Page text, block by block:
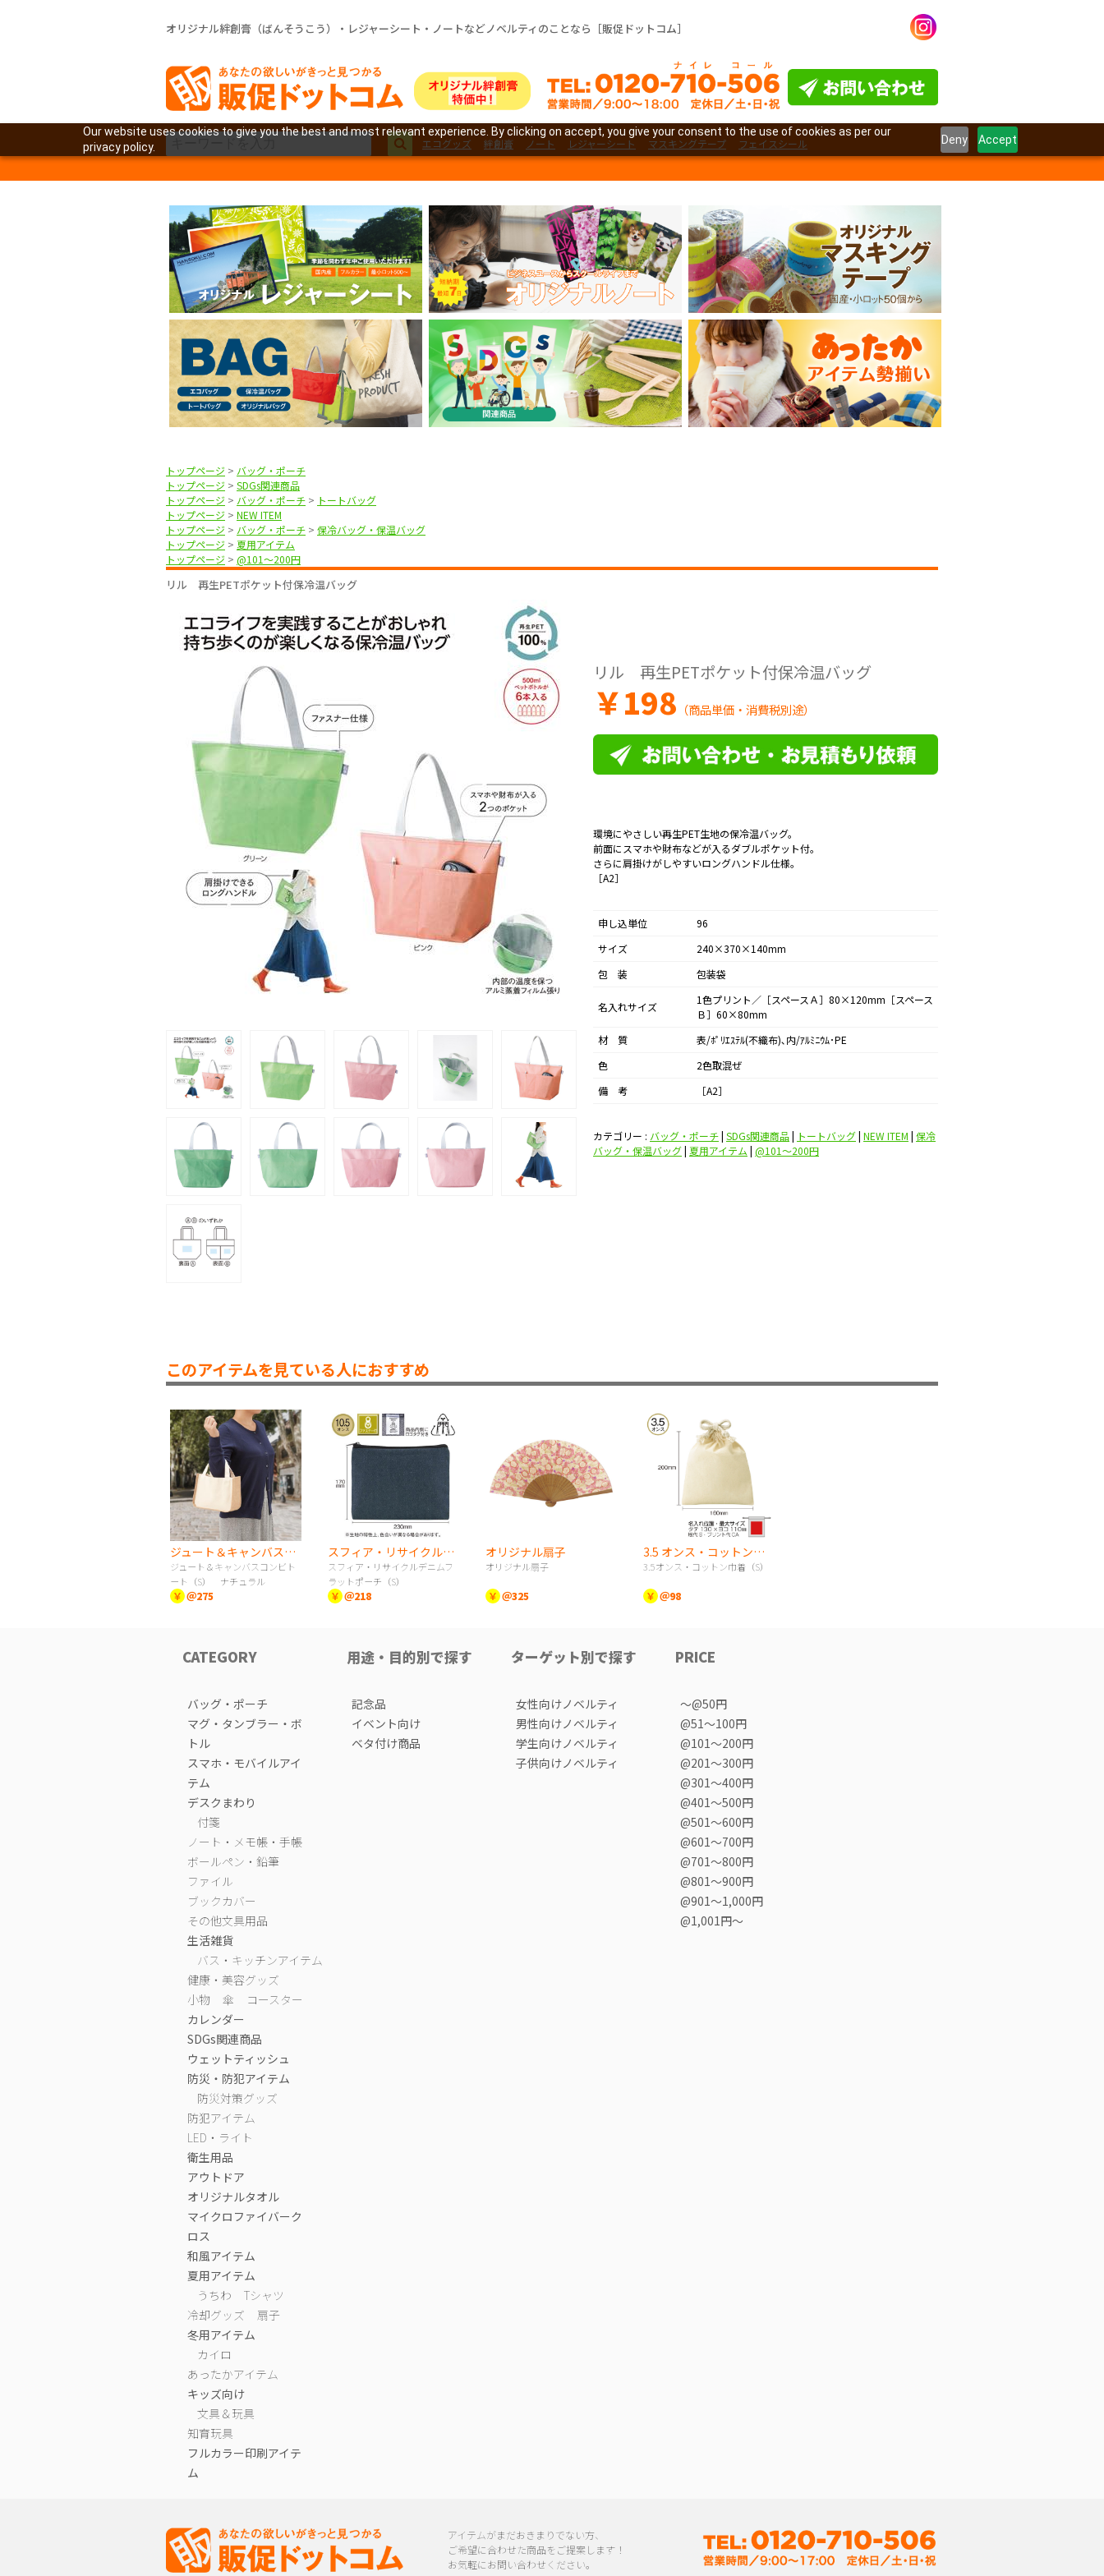
Our website uses cookies to give you the best and most relevant experience. By clicking on accept, you give your consent to the use of cookies as per our
privacy policy.
Deny Accept
オリジナル絆創膏（ばんそうこう）・レジャーシート・ノートなどノベルティのことなら［販促ドットコム］
エコグッズ 絆創膏 ノート レジャーシート マスキングテープ フェイスシール
トップページ > バッグ・ポーチ
トップページ > SDGs関連商品
トップページ > バッグ・ポーチ > トートバッグ
トップページ > NEW ITEM
トップページ > バッグ・ポーチ > 保冷バッグ・保温バッグ
トップページ > 夏用アイテム
トップページ > @101〜200円
リル 再生PETポケット付保冷温バッグ
リル 再生PETポケット付保冷温バッグ
￥198 （商品単価・消費税別途）
環境にやさしい再生PET生地の保冷温バッグ。
前面にスマホや財布などが入るダブルポケット付。
さらに肩掛けがしやすいロングハンドル仕様。
［A2］
申し込単位
96
サイズ
240×370×140mm
包 装
包装袋
名入れサイズ
1色プリント／［スペースＡ］80×120mm［スペース
Ｂ］60×80mm
材 質
表/ﾎﾟﾘｴｽﾃﾙ(不織布)､内/ｱﾙﾐﾆｳﾑ･PE
色
2色取混ぜ
備 考
［A2］
カテゴリー : バッグ・ポーチ| SDGs関連商品| トートバッグ| NEW ITEM | 保冷
バッグ・保温バッグ| 夏用アイテム | @101〜200円
このアイテムを見ている人におすすめ
ジュート＆キャンバスコンビトート（S） ナチュラル
ジュート＆キャンバスコンビト
ート（S） ナチュラル
￥ ＠275
スフィア・リサイクルデニムフラットポーチ（S）
スフィア・リサイクルデニムフ
ラットポーチ（S）
￥ ＠218
オリジナル扇子
オリジナル扇子
￥ ＠325
3.5 オンス・コットン巾着（S）
3.5オンス・コットン巾着（S）
￥ ＠98
CATEGORY
バッグ・ポーチ
マグ・タンブラー・ボ
トル
スマホ・モバイルアイ
テム
デスクまわり
付箋
ノート・メモ帳・手帳
ボールペン・鉛筆
ファイル
ブックカバー
その他文具用品
生活雑貨
バス・キッチンアイテム
健康・美容グッズ
小物
傘
コースター
カレンダー
SDGs関連商品
ウェットティッシュ
防災・防犯アイテム
防災対策グッズ
防犯アイテム
LED・ライト
衛生用品
アウトドア
オリジナルタオル
マイクロファイバーク
ロス
和風アイテム
夏用アイテム
うちわ
Tシャツ
冷却グッズ
扇子
冬用アイテム
カイロ
あったかアイテム
キッズ向け
文具＆玩具
知育玩具
フルカラー印刷アイテ
ム
用途・目的別で探す
記念品
イベント向け
ベタ付け商品
ターゲット別で探す
女性向けノベルティ
男性向けノベルティ
学生向けノベルティ
子供向けノベルティ
PRICE
〜@50円
@51〜100円
@101〜200円
@201〜300円
@301〜400円
@401〜500円
@501〜600円
@601〜700円
@701〜800円
@801〜900円
@901〜1,000円
@1,001円〜
アイテムがまだおきまりでない方、
ご希望に合わせた商品をご提案します！
お気軽にお問い合わせください。